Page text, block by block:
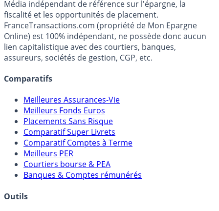
Média indépendant de référence sur l'épargne, la
fiscalité et les opportunités de placement.
FranceTransactions.com (propriété de Mon Epargne
Online) est 100% indépendant, ne possède donc aucun
lien capitalistique avec des courtiers, banques,
assureurs, sociétés de gestion, CGP, etc.
Comparatifs
Meilleures Assurances-Vie
Meilleurs Fonds Euros
Placements Sans Risque
Comparatif Super Livrets
Comparatif Comptes à Terme
Meilleurs PER
Courtiers bourse & PEA
Banques & Comptes rémunérés
Outils